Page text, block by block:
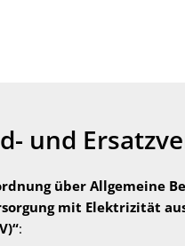
und
über Allgemeine
mit Elektrizität
: